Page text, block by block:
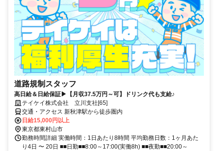
道路規制スタッフ
高日給＆日給保証▶【月収37.5万円～可】ドリンク代も支給♪
テイケイ株式会社 立川支社[65]
交通・アクセス 新秋津駅から徒歩圏内
日給15,000円以上
東京都東村山市
勤務時間詳細 実働時間：1日あたり8時間 平均勤務日数：1ヶ月あた
り4日 〜 20日 ■■日勤■■8:00～17:00(実働8h) ■■夜勤■■20:00～